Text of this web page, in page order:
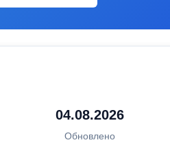
04.08.2026
Обновлено